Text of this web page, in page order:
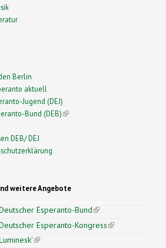
Berlin
aktuell
Jugend (DEJ)
Bund (DEB)(link is external)
DEB/ DEJ
weitere Angebote
Esperanto-Bund(link is
external)
Esperanto-Kongress(link is
(link is external)